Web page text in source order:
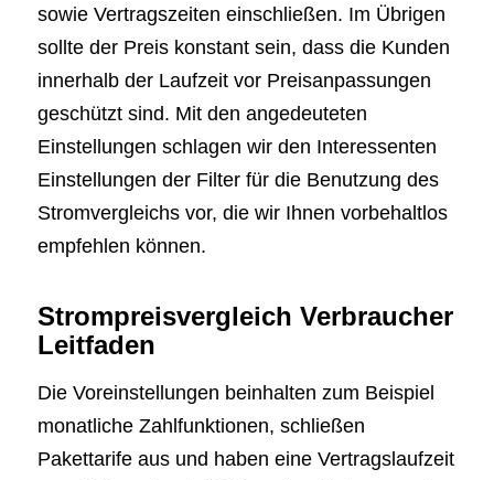
sowie Vertragszeiten einschließen. Im Übrigen
sollte der Preis konstant sein, dass die Kunden
innerhalb der Laufzeit vor Preisanpassungen
geschützt sind. Mit den angedeuteten
Einstellungen schlagen wir den Interessenten
Einstellungen der Filter für die Benutzung des
Stromvergleichs vor, die wir Ihnen vorbehaltlos
empfehlen können.
Strompreisvergleich Verbraucher
Leitfaden
Die Voreinstellungen beinhalten zum Beispiel
monatliche Zahlfunktionen, schließen
Pakettarife aus und haben eine Vertragslaufzeit